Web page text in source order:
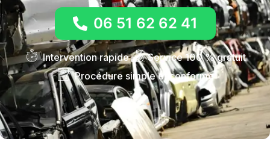
06 51 62 62 41
Intervention rapide
Service 100 % gratuit
Procédure simple et conforme